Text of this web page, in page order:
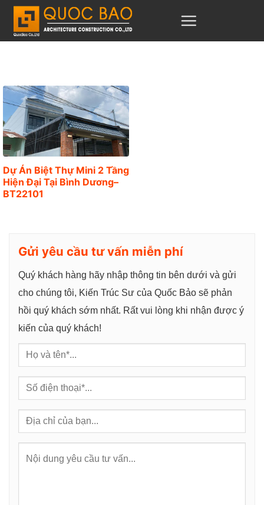
u
n
ế
n
n
ộ
Dự Án Biệt Thự Mini 2 Tầng
Hiện Đại Tại Bình Dương–
BT22101
Gửi yêu cầu tư vấn miễn phí
Quý khách hàng hãy nhập thông tin bên dưới và gửi
cho chúng tôi, Kiến Trúc Sư của Quốc Bảo sẽ phản
hồi quý khách sớm nhất. Rất vui lòng khi nhận được ý
kiến của quý khách!